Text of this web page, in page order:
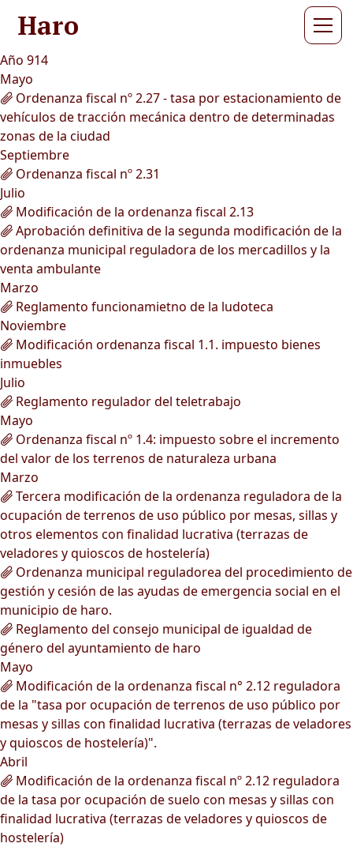
Haro
Año 914
Mayo
Ordenanza fiscal nº 2.27 - tasa por estacionamiento de
vehículos de tracción mecánica dentro de determinadas
zonas de la ciudad
Septiembre
Ordenanza fiscal nº 2.31
Julio
Modificación de la ordenanza fiscal 2.13
Aprobación definitiva de la segunda modificación de la
ordenanza municipal reguladora de los mercadillos y la
venta ambulante
Marzo
Reglamento funcionamietno de la ludoteca
Noviembre
Modificación ordenanza fiscal 1.1. impuesto bienes
inmuebles
Julio
Reglamento regulador del teletrabajo
Mayo
Ordenanza fiscal nº 1.4: impuesto sobre el incremento
del valor de los terrenos de naturaleza urbana
Marzo
Tercera modificación de la ordenanza reguladora de la
ocupación de terrenos de uso público por mesas, sillas y
otros elementos con finalidad lucrativa (terrazas de
veladores y quioscos de hostelería)
Ordenanza municipal reguladorea del procedimiento de
gestión y cesión de las ayudas de emergencia social en el
municipio de haro.
Reglamento del consejo municipal de igualdad de
género del ayuntamiento de haro
Mayo
Modificación de la ordenanza fiscal n° 2.12 reguladora
de la "tasa por ocupación de terrenos de uso público por
mesas y sillas con finalidad lucrativa (terrazas de veladores
y quioscos de hostelería)".
Abril
Modificación de la ordenanza fiscal nº 2.12 reguladora
de la tasa por ocupación de suelo con mesas y sillas con
finalidad lucrativa (terrazas de veladores y quioscos de
hostelería)